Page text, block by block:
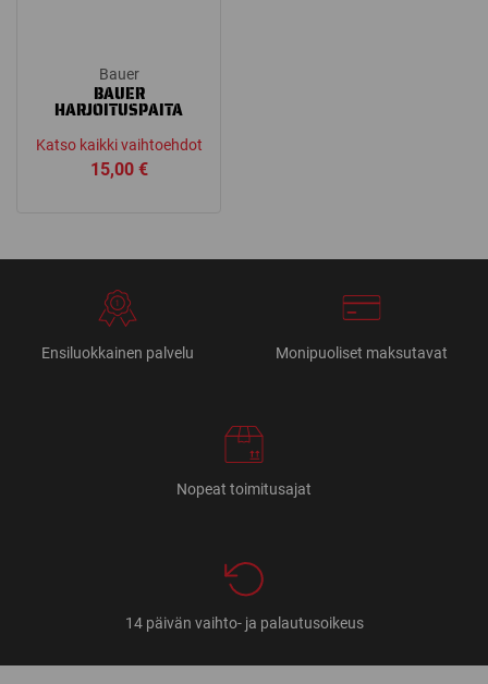
Bauer
BAUER
HARJOITUSPAITA
Katso kaikki vaihtoehdot
15,00 €
Ensiluokkainen palvelu Monipuoliset maksutavat
Nopeat toimitusajat
14 päivän vaihto- ja palautusoikeus